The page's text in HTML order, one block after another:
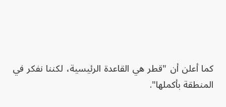
كما أعلن أن "قطر هي القاعدة الرئيسية، لكننا نفكر في
المنطقة بأكملها".